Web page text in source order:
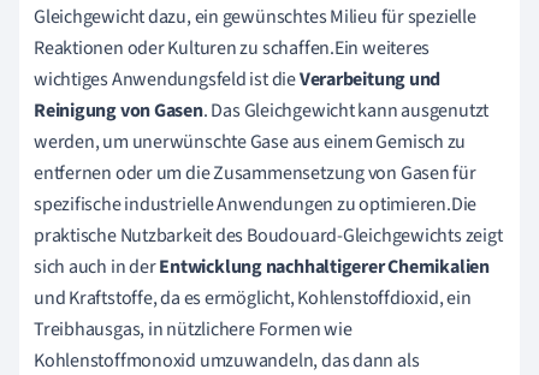
Gleichgewicht dazu, ein gewünschtes Milieu für spezielle
Reaktionen oder Kulturen zu schaffen.Ein weiteres
wichtiges Anwendungsfeld ist dieVerarbeitung und
Reinigung von Gasen. Das Gleichgewicht kann ausgenutzt
werden, um unerwünschte Gase aus einem Gemisch zu
entfernen oder um die Zusammensetzung von Gasen für
spezifische industrielle Anwendungen zu optimieren.Die
praktische Nutzbarkeit des Boudouard-Gleichgewichts zeigt
sich auch in derEntwicklung nachhaltigerer Chemikalien
und Kraftstoffe, da es ermöglicht, Kohlenstoffdioxid, ein
Treibhausgas, in nützlichere Formen wie
Kohlenstoffmonoxid umzuwandeln, das dann als